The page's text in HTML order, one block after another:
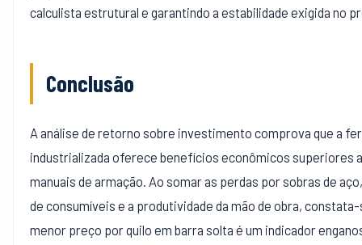
calculista estrutural e garantindo a estabilidade exigida no
Conclusão
A análise de retorno sobre investimento comprova que a
industrializada oferece benefícios econômicos superiores
manuais de armação. Ao somar as perdas por sobras de
de consumíveis e a produtividade da mão de obra,
menor preço por quilo em barra solta é um indicador